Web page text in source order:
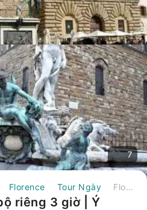
7
Florence Tour Ngày Florence: Tour đi bộ riêng 3 giờ | Ý
riêng 3 giờ | Ý